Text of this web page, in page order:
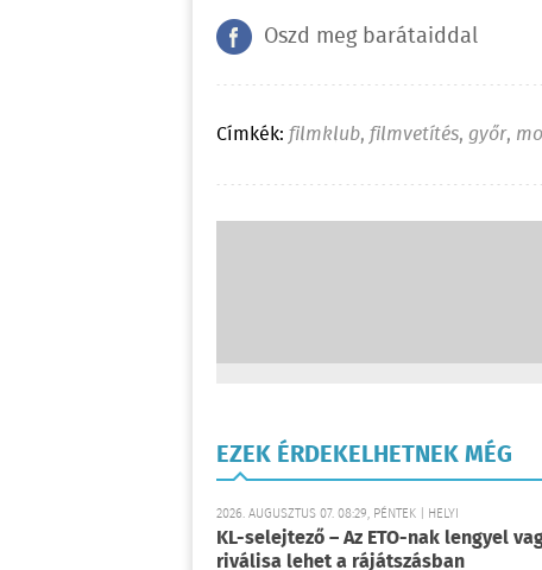
Oszd meg barátaiddal
Címkék: filmklub,filmvetítés, győr,
EZEK ÉRDEKELHETNEK MÉG
2026. AUGUSZTUS 07. 08:29, PÉNTEK | HELYI
KL-selejtező – Az ETO-nak lengyel
riválisa lehet a rájátszásban